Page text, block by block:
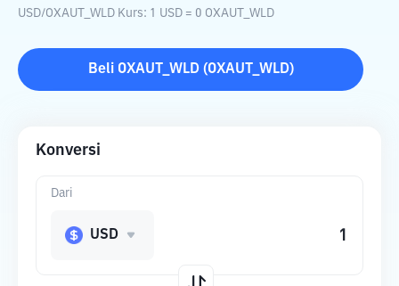
USD/OXAUT_WLD Kurs: 1 USD = 0 OXAUT_WLD
Beli OXAUT_WLD(OXAUT_WLD)
Konversi
Dari
USD